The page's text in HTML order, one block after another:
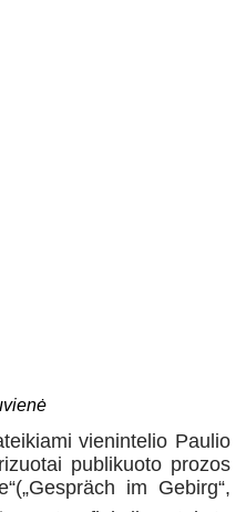
vienintelio Paulio
publikuoto prozos
(„Gespräch im Gebirg“,